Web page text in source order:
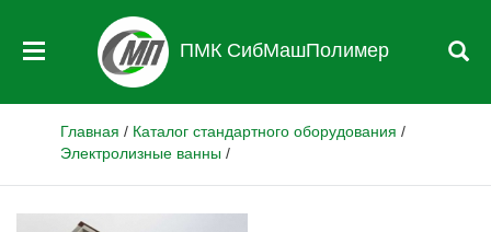
ПМК СибМашПолимер
Главная / Каталог стандартного оборудования /
Электролизные ванны /